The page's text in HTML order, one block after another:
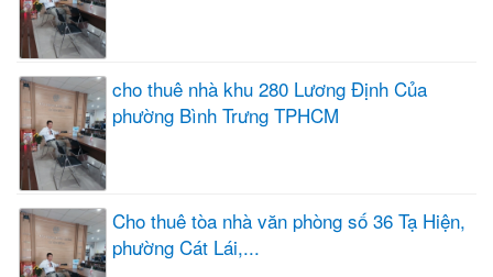
cho thuê nhà khu 280 Lương Định Của
phường Bình Trưng TPHCM
Cho thuê tòa nhà văn phòng số 36 Tạ Hiện,
phường Cát Lái,...